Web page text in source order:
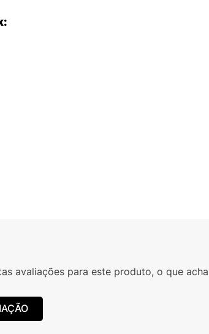
avaliações para este produto, o que